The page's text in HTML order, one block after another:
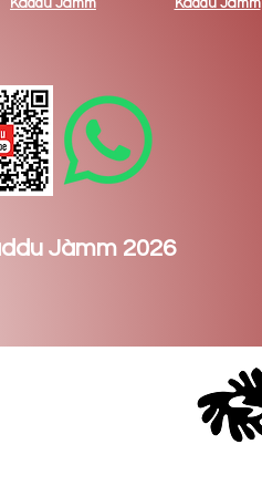
Kàddu Jàmm Kàddu Jàmm
Jàmm 2026